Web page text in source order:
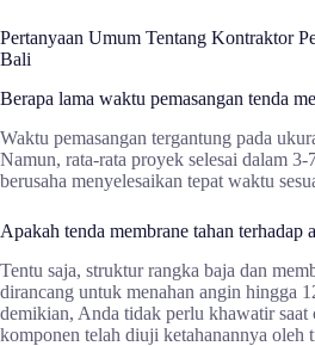
Pertanyaan Umum Tentang Kontraktor
Bali
Berapa lama waktu pemasangan tenda
Waktu pemasangan tergantung pada
Namun, rata-rata proyek selesai dalam
berusaha menyelesaikan tepat waktu
Apakah tenda membrane tahan terhadap
Tentu saja, struktur rangka baja dan
dirancang untuk menahan angin hingga
demikian, Anda tidak perlu khawatir saat
komponen telah diuji ketahanannya oleh